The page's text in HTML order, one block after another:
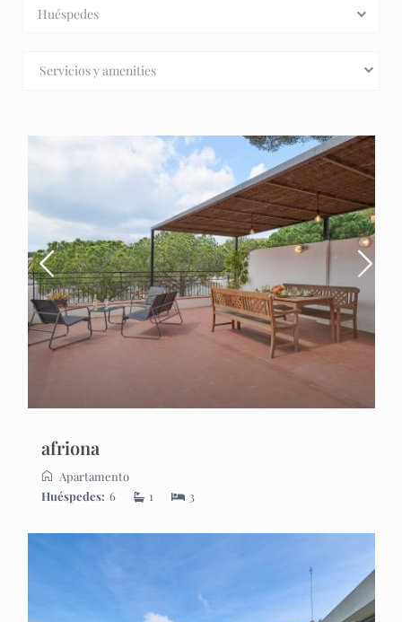
Huéspedes
Servicios y amenities
afriona
Apartamento
Huéspedes: 6 1 3